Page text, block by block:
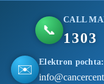
📞
CALL
1303
✉️ Elektron pochta: